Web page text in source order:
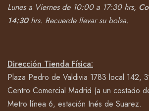
Lunes a Viernes de 10:00 a 17:30 hrs,
14:30hrs. Recuerde llevar su bolsa.
Dirección Tienda Física:
Plaza Pedro de Valdivia 1783 local 142,
Centro Comercial Madrid (a un costado
Metro línea 6, estación Inés de Suarez.